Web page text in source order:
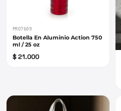
PRO7609
Botella En Aluminio Action 750
ml / 25 oz
$ 21.000